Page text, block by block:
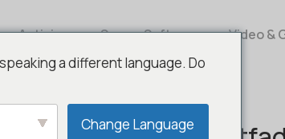
Antivirus Server Software Video &
a different language. Do
Change Language